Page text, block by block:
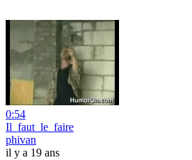
0:54
Il_faut_le_faire
phivan
il y a 19 ans